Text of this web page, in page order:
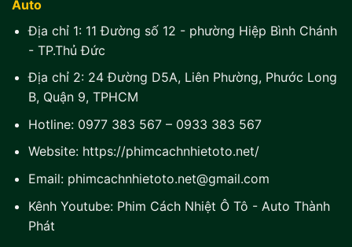
Auto
Địa chỉ 1: 11 Đường số 12 - phường Hiệp Bình Chánh
- TP.Thủ Đức
Địa chỉ 2: 24 Đường D5A, Liên Phường, Phước Long
B, Quận 9, TPHCM
Hotline: 0977 383 567– 0933 383 567
Website: https://phimcachnhietoto.net/
Email: phimcachnhietoto.net@gmail.com
Kênh Youtube: Phim Cách Nhiệt Ô Tô - Auto Thành
Phát